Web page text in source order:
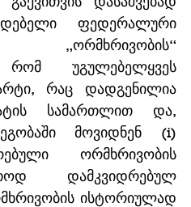
ფედერალური
„ორმხრივობის“
უგულებელყვეს
რაც დადგენილია
სამართლით და,
მოვიდნენ (i)
ორმხრივობის
დამკვიდრებულ
ისტორიულად